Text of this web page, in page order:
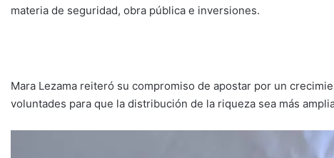
materia de seguridad, obra pública e inversiones.
Mara Lezama reiteró su compromiso de apostar por un
voluntades para que la distribución de la riqueza sea más